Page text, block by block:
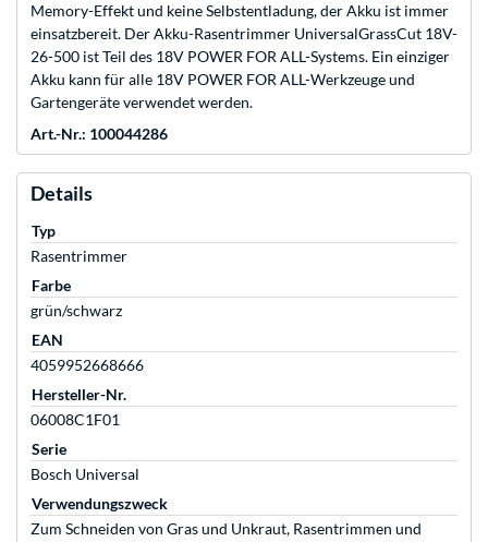
Memory-Effekt und keine Selbstentladung, der Akku ist immer
einsatzbereit. Der Akku-Rasentrimmer UniversalGrassCut 18V-
26-500 ist Teil des 18V POWER FOR ALL-Systems. Ein einziger
Akku kann für alle 18V POWER FOR ALL-Werkzeuge und
Gartengeräte verwendet werden.
Art.-Nr.: 100044286
Details
Typ
Rasentrimmer
Farbe
grün/schwarz
EAN
4059952668666
Hersteller-Nr.
06008C1F01
Serie
Bosch Universal
Verwendungszweck
Zum Schneiden von Gras und Unkraut, Rasentrimmen und